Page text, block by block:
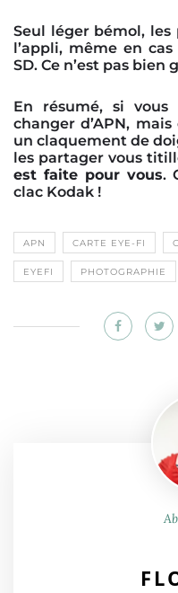
Seul léger bémol, les
l’appli, même en
SD. Ce n’est pas bien
En résumé, si vous
changer d’APN,
un claquement de
les partager vous
est faite pour vous.
clac Kodak !
APN CARTE EYE-FI
EYEFI PHOTOGRAPHIE